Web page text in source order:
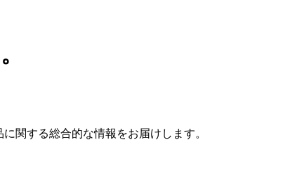
関する総合的な情報をお届けします。